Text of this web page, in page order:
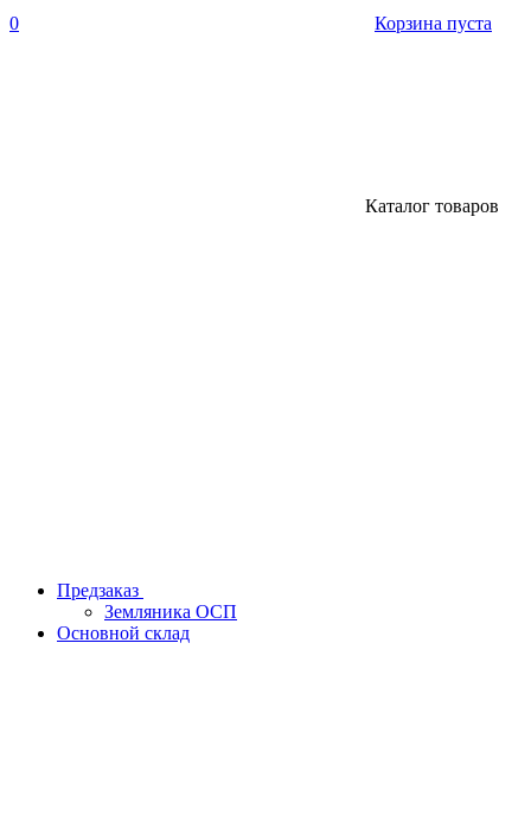
0 Корзина пуста
Каталог товаров
Предзаказ
Земляника ОСП
Основной склад